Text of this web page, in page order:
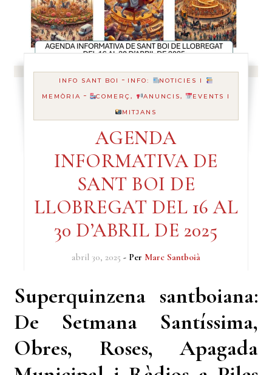
INFO SANT BOI - INFO:
NOTICIES I
MEMÒRIA - COMERÇ, ANUNCIS,
EVENTS I
MITJANS
AGENDA
INFORMATIVA DE
SANT BOI DE
LLOBREGAT DEL 16 AL
30 D’ABRIL DE 2025
abril 30, 2025 - Per Marc Santboià
Superquinzena santboiana:
De Setmana Santíssima,
Obres, Roses, Apagada